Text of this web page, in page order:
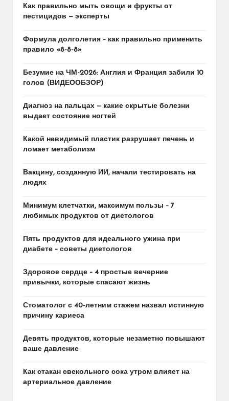
Как правильно мыть овощи и фрукты от
пестицидов — эксперты
Формула долголетия – как правильно применить
правило «8-8-8»
Безумие на ЧМ-2026: Англия и Франция забили 10
голов (ВИДЕООБЗОР)
Диагноз на пальцах — какие скрытые болезни
выдает состояние ногтей
Какой невидимый пластик разрушает печень и
ломает метаболизм
Вакцину, созданную ИИ, начали тестировать на
людях
Минимум клетчатки, максимум пользы – 7
любимых продуктов от диетологов
Пять продуктов для идеального ужина при
диабете – советы диетологов
Здоровое сердце – 4 простые вечерние
привычки, которые спасают жизнь
Стоматолог с 40-летним стажем назвал истинную
причину кариеса
Девять продуктов, которые незаметно повышают
ваше давление
Как стакан свекольного сока утром влияет на
артериальное давление